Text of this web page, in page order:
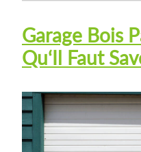
Garage Bois
Qu‘Il Faut